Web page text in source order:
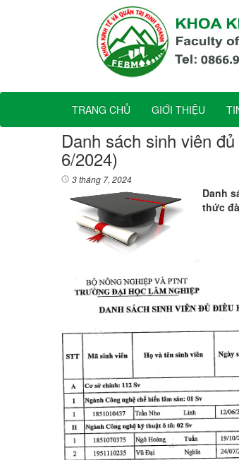
TRANG CHỦ GIỚI THIỆU
Danh sách sinh viên
6/2024)
3 tháng 7, 2024
Danh
thức